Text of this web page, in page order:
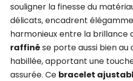
souligner la finesse du
délicats, encadrent
harmonieux entre la brillance
raffinése porte aussi bien au
habillée, apportant une
assurée. Ce bracelet